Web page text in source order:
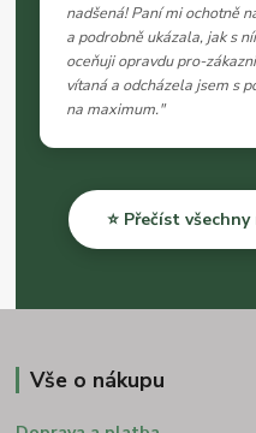
nadšená! Paní mi ochotně
a podrobně ukázala, jak s
oceňuji opravdu pro-
vítaná a odcházela jsem s
na maximum."
⭐ Přečíst
Vše o nákupu